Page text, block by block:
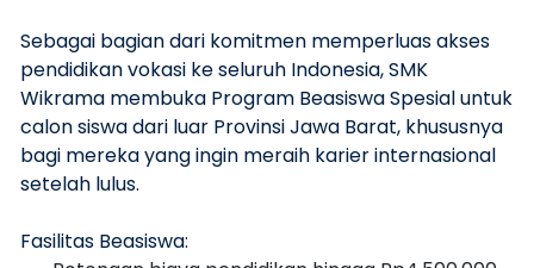
Sebagai bagian dari komitmen memperluas akses
pendidikan vokasi ke seluruh Indonesia, SMK
Wikrama membuka Program Beasiswa Spesial untuk
calon siswa dari luar Provinsi Jawa Barat, khususnya
bagi mereka yang ingin meraih karier internasional
setelah lulus.
Fasilitas Beasiswa: